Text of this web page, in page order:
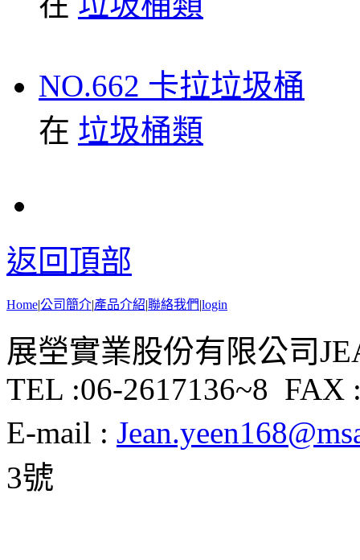
NO.662 卡拉垃圾桶
在 垃圾桶類
返回頂部
Home|公司簡介|產品介紹|聯絡我們|login
展塋實業股份有限公司
TEL :06-2617136~8 FAX
E-mail :
3號